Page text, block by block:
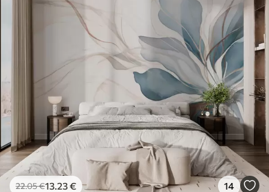
22.05€13 .23€ 14